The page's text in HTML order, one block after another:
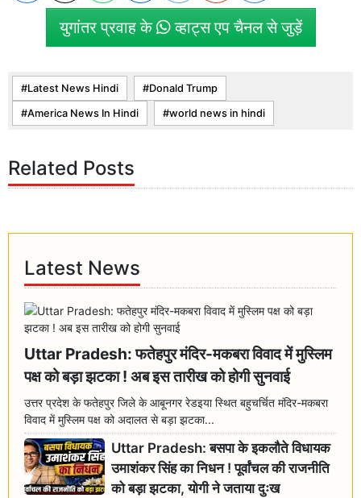
युगांतर प्रवाह के व्हाट्स एप चैनल से जुड़ें
Latest News Hindi Donald Trump
America News In Hindi world news in hindi
Related Posts
Latest News
Uttar Pradesh: फतेहपुर मंदिर-मकबरा विवाद में मुस्लिम
पक्ष को बड़ा झटका ! अब इस तारीख को होगी सुनवाई
उत्तर प्रदेश के फतेहपुर जिले के आबूनगर रेडइया स्थित बहुचर्चित मंदिर-मकबरा
विवाद में मुस्लिम पक्ष को अदालत से बड़ा झटका...
Uttar Pradesh: बसपा के इकलौते विधायक
उमाशंकर सिंह का निधन ! पूर्वांचल की राजनीति
को बड़ा झटका, योगी ने जताया दुःख